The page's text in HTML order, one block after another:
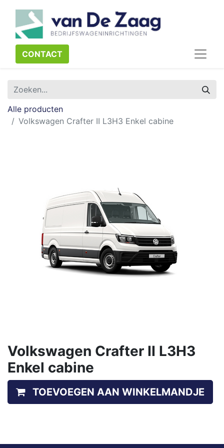
CONTACT​​​​
Alle producten
Volkswagen Crafter II L3H3 Enkel cabine
Volkswagen Crafter II L3H3
Enkel cabine
TOEVOEGEN AAN WINKELMANDJE